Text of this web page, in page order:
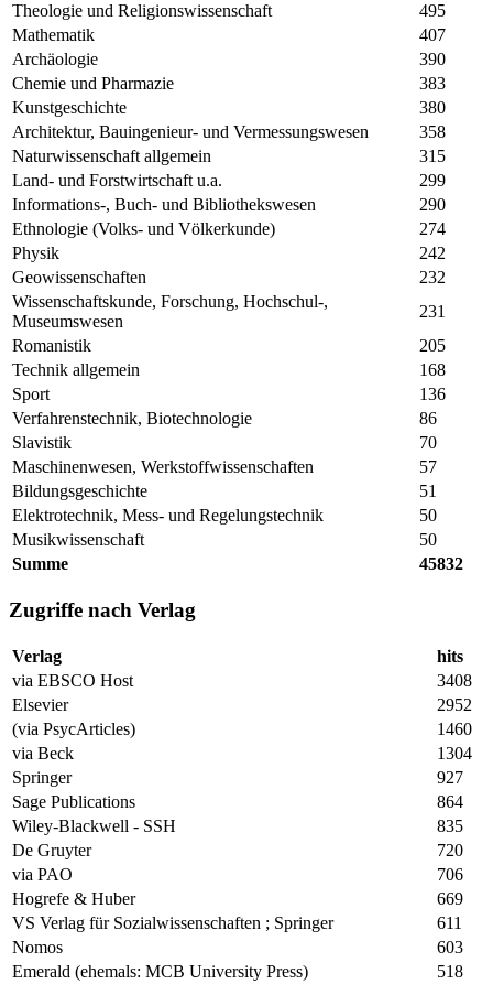
Theologie und Religionswissenschaft
495
Mathematik
407
Archäologie
390
Chemie und Pharmazie
383
Kunstgeschichte
380
Architektur, Bauingenieur- und Vermessungswesen
358
Naturwissenschaft allgemein
315
Land- und Forstwirtschaft u.a.
299
Informations-, Buch- und Bibliothekswesen
290
Ethnologie (Volks- und Völkerkunde)
274
Physik
242
Geowissenschaften
232
Wissenschaftskunde, Forschung, Hochschul-,
Museumswesen
231
Romanistik
205
Technik allgemein
168
Sport
136
Verfahrenstechnik, Biotechnologie
86
Slavistik
70
Maschinenwesen, Werkstoffwissenschaften
57
Bildungsgeschichte
51
Elektrotechnik, Mess- und Regelungstechnik
50
Musikwissenschaft
50
Summe
45832
Zugriffe nach Verlag
Verlag
hits
via EBSCO Host
3408
Elsevier
2952
(via PsycArticles)
1460
via Beck
1304
Springer
927
Sage Publications
864
Wiley-Blackwell - SSH
835
De Gruyter
720
via PAO
706
Hogrefe & Huber
669
VS Verlag für Sozialwissenschaften ; Springer
611
Nomos
603
Emerald (ehemals: MCB University Press)
518